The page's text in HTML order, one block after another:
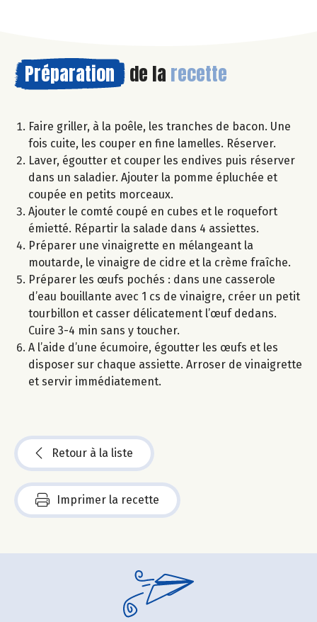
Préparation de la recette
Faire griller, à la poêle, les tranches de bacon. Une
fois cuite, les couper en fine lamelles. Réserver.
Laver, égoutter et couper les endives puis réserver
dans un saladier. Ajouter la pomme épluchée et
coupée en petits morceaux.
Ajouter le comté coupé en cubes et le roquefort
émietté. Répartir la salade dans 4 assiettes.
Préparer une vinaigrette en mélangeant la
moutarde, le vinaigre de cidre et la crème fraîche.
Préparer les œufs pochés : dans une casserole
d’eau bouillante avec 1 cs de vinaigre, créer un petit
tourbillon et casser délicatement l’œuf dedans.
Cuire 3-4 min sans y toucher.
A l’aide d’une écumoire, égoutter les œufs et les
disposer sur chaque assiette. Arroser de vinaigrette
et servir immédiatement.
Retour à la liste
Imprimer la recette